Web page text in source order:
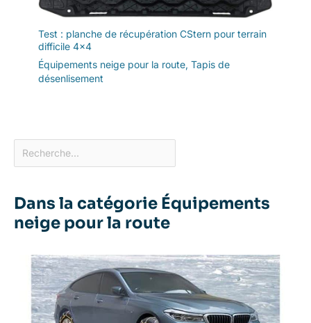
Test : planche de récupération CStern pour terrain
difficile 4×4
Équipements neige pour la route, Tapis de
désenlisement
Dans la catégorie Équipements
neige pour la route